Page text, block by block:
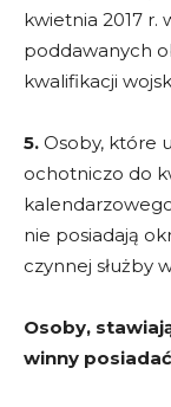
kwietnia 2017 r.
poddawanych
kwalifikacji
5. Osoby, które
ochotniczo do
nie posiadają
czynnej służby
Osoby,
winny